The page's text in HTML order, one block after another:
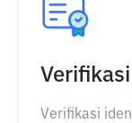
Verifikasi